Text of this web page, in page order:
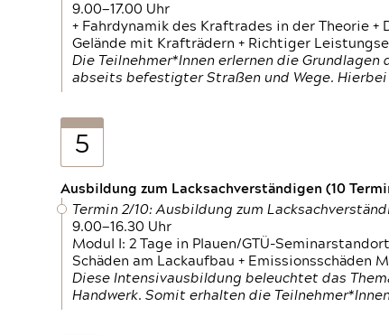
9.00—17.00 Uhr
+ Fahrdynamik des Kraftrades in der Theorie
Gelände mit Krafträdern + Richtiger
Die Teilnehmer*Innen erlernen die
abseits befestigter Straßen und Wege.
5
Ausbildung zum Lacksachverständigen (10
Termin 2/10: Ausbildung zum
9.00—16.30 Uhr
Modul I: 2 Tage in Plauen/GTÜ-
Schäden am Lackaufbau + Emissionsschäden
Diese Intensivausbildung beleuchtet das
Handwerk. Somit erhalten die